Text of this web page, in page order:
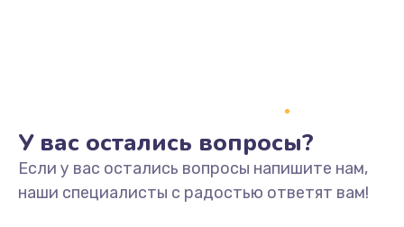
У вас остались вопросы?
Если у вас остались вопросы напишите нам,
наши специалисты с радостью ответят вам!